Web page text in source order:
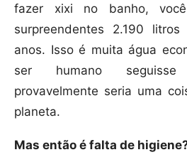
fazer xixi no banho,
surpreendentes 2.190
anos. Isso é muita água
ser humano
provavelmente seria uma
planeta.
Mas então é falta de